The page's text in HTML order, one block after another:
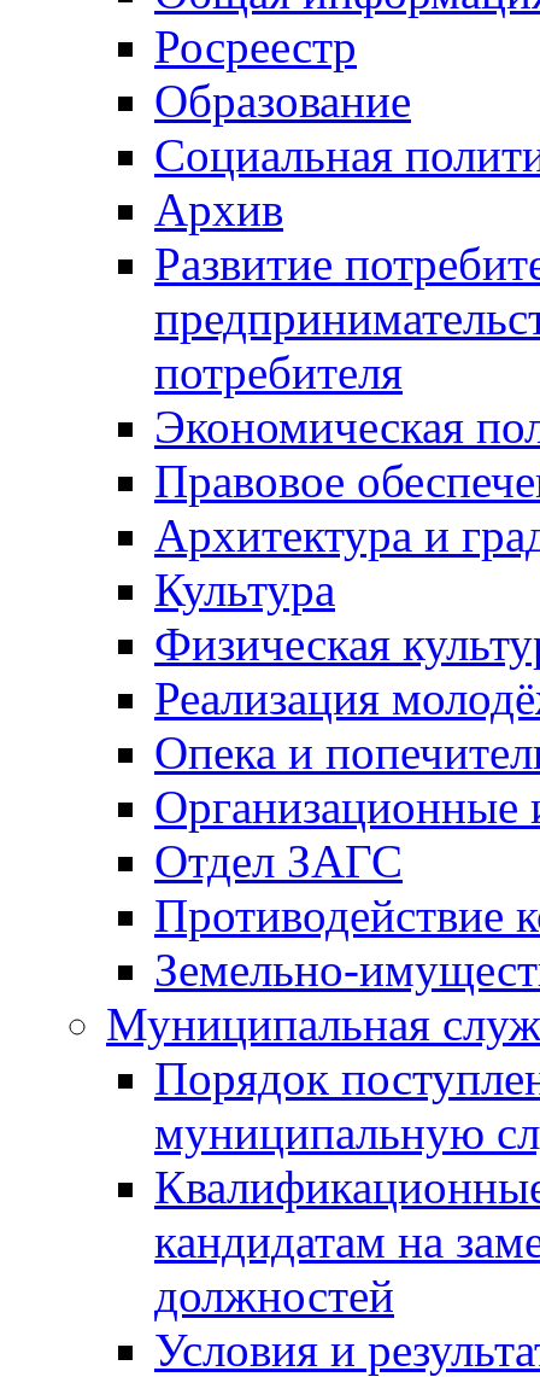
Росреестр
Образование
Социальная
Архив
Развитие
потребителя
Экономическая
Правовое
Архитектура и
Культура
Физическая
Реализация
Опека и
Отдел ЗАГС
Противодействие
Земельно-
Муниципальная
Порядок
муниципальную
кандидатам на
должностей
Условия и